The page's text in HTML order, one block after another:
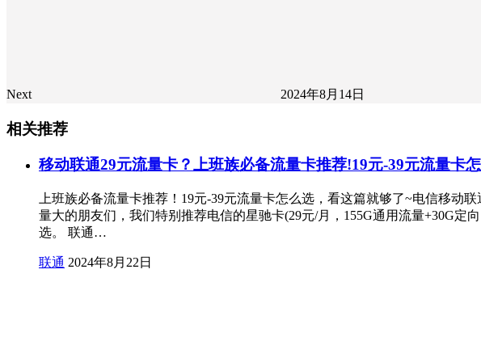
Next 2024年8月14日
相关推荐
移动联通29元流量卡？上班族必备流量卡推荐!19元-39元流量卡
上班族必备流量卡推荐！19元-39元流量卡怎么选，看这篇就够了~电信移
量大的朋友们，我们特别推荐电信的星驰卡(29元/月，155G通用流量+30G
选。 联通…
联通 2024年8月22日